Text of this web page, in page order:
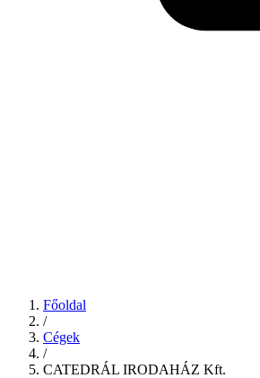
Főoldal
/
Cégek
/
CATEDRÁL IRODAHÁZ Kft.